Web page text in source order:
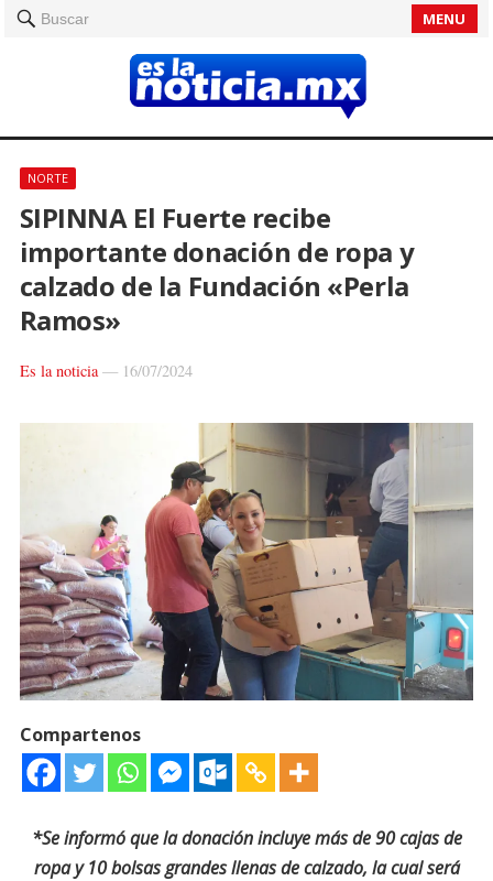
Buscar MENU
NORTE
SIPINNA El Fuerte recibe
importante donación de ropa y
calzado de la Fundación «Perla
Ramos»
Es la noticia— 16/07/2024
Compartenos
*Se informó que la donación incluye más de 90 cajas de
ropa y 10 bolsas grandes llenas de calzado, la cual será